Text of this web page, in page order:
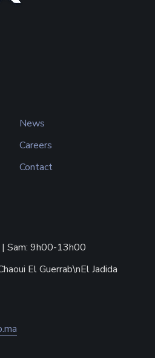
News
Careers
Contact
Sam: 9h00-13h00
El Guerrab\nEl Jadida